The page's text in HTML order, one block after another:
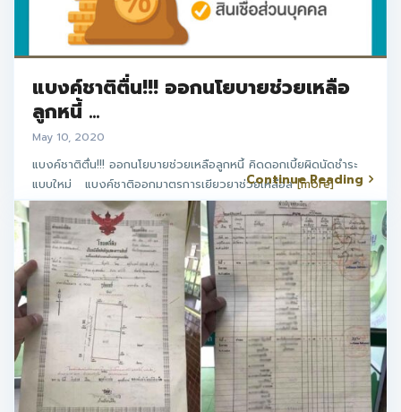
แบงค์ชาติตื่น!!! ออกนโยบายช่วยเหลือ
ลูกหนี้ ...
May 10, 2020
แบงค์ชาติตื่น!!! ออกนโยบายช่วยเหลือลูกหนี้ คิดดอกเบี้ยผิดนัดชำระ
แบบใหม่ แบงค์ชาติออกมาตรการเยียวยาช่วยเหลือล[more]
Continue Reading